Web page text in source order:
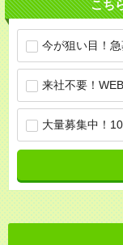
こち
今が狙い目！急
来社不要！
大量募集中！